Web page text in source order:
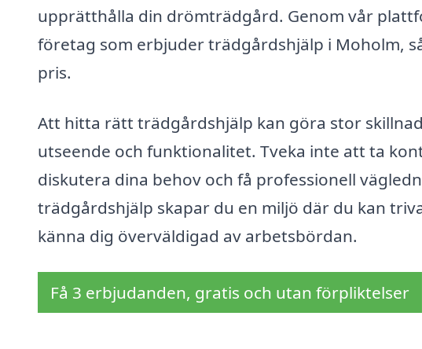
upprätthålla din drömträdgård. Genom vår
företag som erbjuder trädgårdshjälp i Moholm,
pris.
Att hitta rätt trädgårdshjälp kan göra stor
utseende och funktionalitet. Tveka inte att ta
diskutera dina behov och få professionell
trädgårdshjälp skapar du en miljö där du kan
känna dig överväldigad av arbetsbördan.
Få 3 erbjudanden, gratis och utan förpliktelser